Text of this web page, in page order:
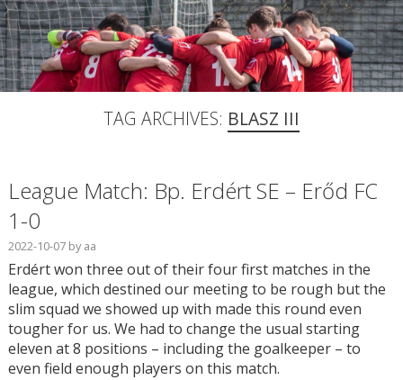
TAG ARCHIVES: BLASZ III
League Match: Bp. Erdért SE – Erőd FC
1-0
2022-10-07byaa
Erdért won three out of their four first matches in the
league, which destined our meeting to be rough but the
slim squad we showed up with made this round even
tougher for us. We had to change the usual starting
eleven at 8 positions – including the goalkeeper – to
even field enough players on this match.